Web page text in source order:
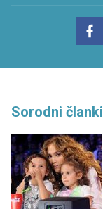
Sorodni članki